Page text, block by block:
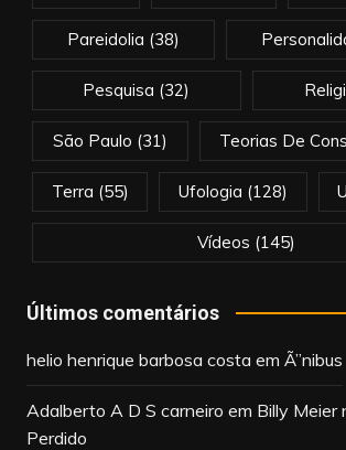
Pareidolia (38)
Pesquisa (32)
São Paulo (31) Teorias De
Terra (55) Ufologia (128)
Vídeos (145)
Últimos comentários
helio henrique barbosa costa em Ã”nibus
Adalberto A D S carneiro em Billy Meier
Perdido